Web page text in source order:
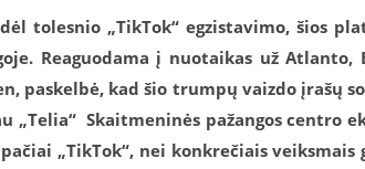
tolesnio „TikTok“ egzistavimo, šios
Reaguodama į nuotaikas už Atlanto,
paskelbė, kad šio trumpų vaizdo įrašų
„Telia“ Skaitmeninės pažangos centro
„TikTok“, nei konkrečiais veiksmais